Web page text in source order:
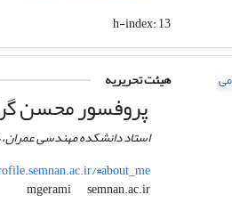
h-index:13
هیئت تحریریه
پروفسور محسن
استاد دانشکده مهندسی
#about_me
mgerami
semnan.ac.ir